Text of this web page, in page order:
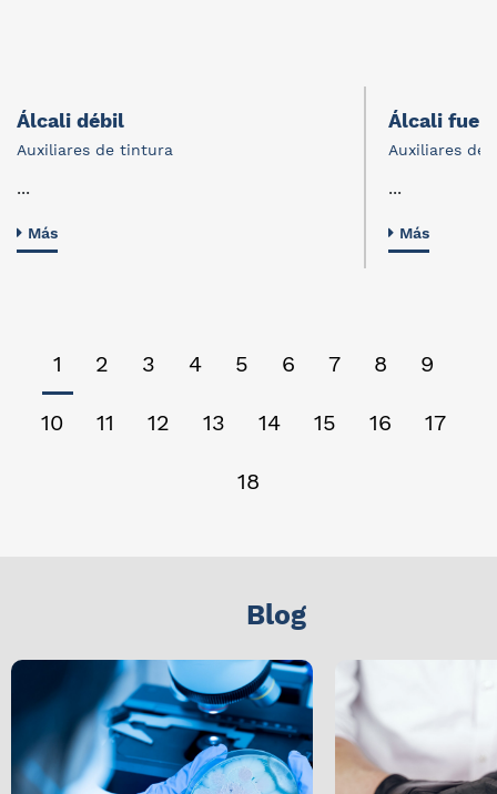
Álcali débil
Auxiliares de tintura
...
Más
Álcali
Auxiliares de
...
Más
1 2 3 4 5 6 7 8 9
10 11 12 13 14 15 16 17
18
Blog